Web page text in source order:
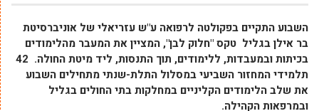
השבוע התקיים בפקולטה לרפואה ע"ש עזריאלי של אוניברסיטת
בר אילן בגליל טקס "חלוק לבן", המציין את המעבר מהלימודים
בכיתות ובמעבדות, ללימודים, תוך התנסות, ליד מיטת החולה. 42
תלמידי המחזור השביעי במסלול התלת-שנתי מתחילים השבוע
את שלב הלימודים הקליניים במחלקות בתי החולים בגליל
ובמרפאות הקהילה.